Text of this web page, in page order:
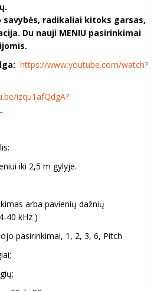
savybės, radikaliai kitoks garsas,
Du nauji MENIU pasirinkimai
https://www.youtube.com/watch?
izqu1afQdgA?
iki 2,5 m gylyje.
arba pavienių dažnių
40 kHz )
pasirinkimai, 1, 2, 3, 6, Pitch